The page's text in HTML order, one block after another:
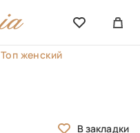
Топ женский